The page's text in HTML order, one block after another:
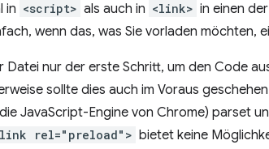
in <script> als auch in <link> in einen
wenn das, was Sie vorladen möchten,
nur der erste Schritt, um den Code
sollte dies auch im Voraus
JavaScript-Engine von Chrome) parset
rel="preload"> bietet keine